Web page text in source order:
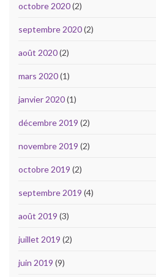
octobre 2020(2)
septembre 2020(2)
août 2020(2)
mars 2020(1)
janvier 2020(1)
décembre 2019 (2)
novembre 2019 (2)
octobre 2019 (2)
septembre 2019 (4)
août 2019 (3)
juillet 2019 (2)
juin 2019 (9)